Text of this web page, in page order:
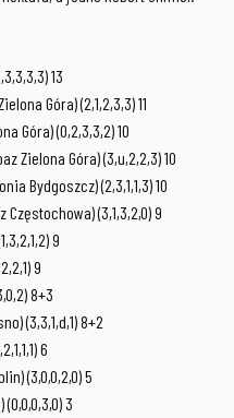
13
Góra) (2,1,2,3,3) 11
Góra) (0,2,3,3,2) 10
Zielona Góra) (3,u,2,2,3) 10
Bydgoszcz) (2,3,1,1,3) 10
(3,1,3,2,0) 9
9
9
8+3
(3,3,1,d,1) 8+2
6
(3,0,0,2,0) 5
3